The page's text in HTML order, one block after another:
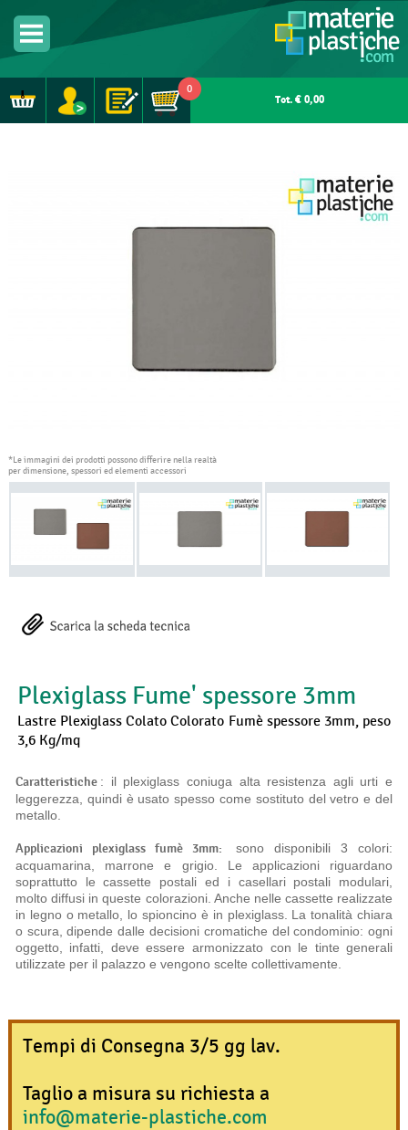
0
Tot. € 0,00
*Le immagini dei prodotti possono differire nella realtà
per dimensione, spessori ed elementi accessori
Plexiglass Fume' spessore 3mm
Lastre Plexiglass Colato Colorato Fumè spessore 3mm, peso
3,6 Kg/mq
Caratteristiche : il plexiglass coniuga alta resistenza agli urti e
leggerezza, quindi è usato spesso come sostituto del vetro e del
metallo.
Applicazioni plexiglass fumè 3mm:
sono disponibili 3 colori:
acquamarina, marrone e grigio. Le applicazioni riguardano
soprattutto le cassette postali ed i casellari postali modulari,
molto diffusi in queste colorazioni. Anche nelle cassette realizzate
in legno o metallo, lo spioncino è in plexiglass. La tonalità chiara
o scura, dipende dalle decisioni cromatiche del condominio: ogni
oggetto, infatti, deve essere armonizzato con le tinte generali
utilizzate per il palazzo e vengono scelte collettivamente.
Tempi di Consegna 3/5 gg lav.
Taglio a misura su richiesta a
info@materie-plastiche.com